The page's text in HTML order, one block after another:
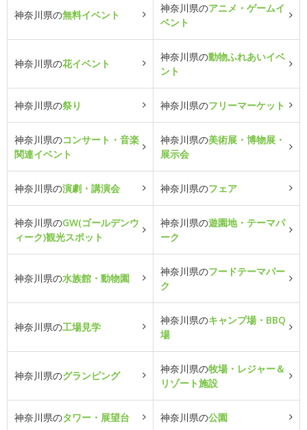
神奈川県の無料イベント
神奈川県のアニメ・ゲームイ
ベント
神奈川県の花イベント
神奈川県の動物ふれあいイベ
ント
神奈川県の祭り 神奈川県のフリーマーケット
神奈川県のコンサート・音楽
関連イベント
神奈川県の美術展・博物展・
展示会
神奈川県の演劇・講演会 神奈川県のフェア
神奈川県のGW(ゴールデンウ
ィーク)観光スポット
神奈川県の遊園地・テーマパ
ーク
神奈川県の水族館・動物園
神奈川県のフードテーマパー
ク
神奈川県の工場見学
神奈川県のキャンプ場・BBQ
場
神奈川県のグランピング
神奈川県の牧場・レジャー＆
リゾート施設
神奈川県のタワー・展望台 神奈川県の公園